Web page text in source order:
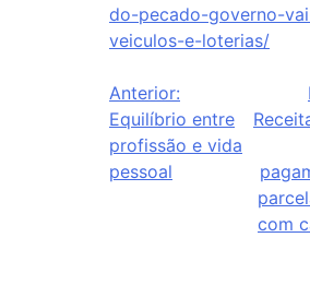
do-pecado-governo-
veiculos-e-loterias/
Anterior:
Equilíbrio entre
profissão e vida
pessoal
com